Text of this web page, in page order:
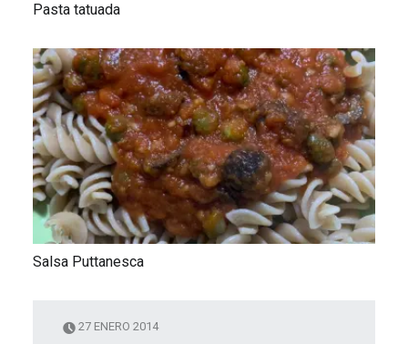
Pasta tatuada
Salsa Puttanesca
27 ENERO 2014